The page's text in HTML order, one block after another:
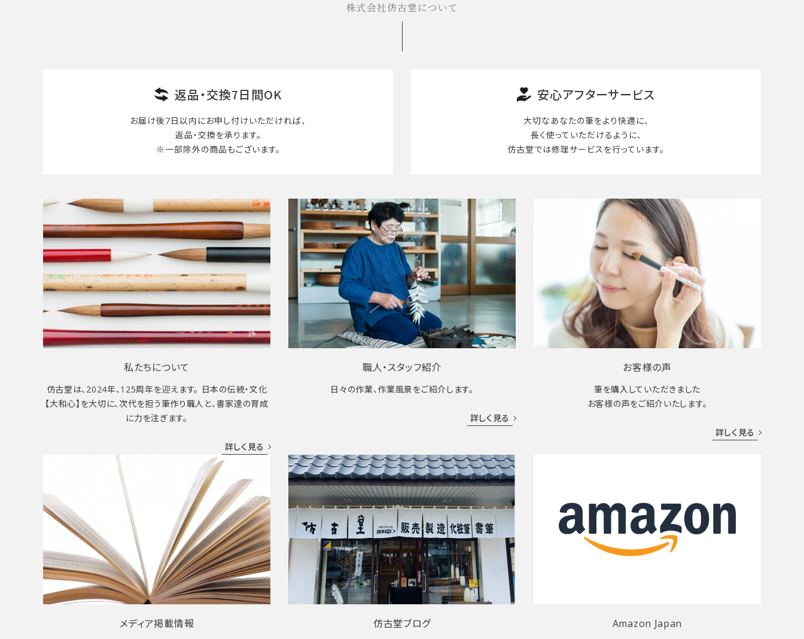
株式会社仿古堂について
返品・交換7日間OK
お届け後7日以内にお申し付けいただければ、
返品・交換を承ります。
※一部除外の商品もございます。
安心アフターサービス
大切なあなたの筆をより快適に、
長く使って いただけるように、
仿古堂では修理サービスを行っています。
私たちについて
仿古堂は、2024年、125周年を迎えます。 日本の伝統・文化
【大和心】を大切に、次代を担う筆作り職人と、書家達の育成
に力を注ぎます。
詳しく見る
職人・スタッフ紹介
日々の作業、作業風景をご紹介します。
詳しく見る
お客様の声
筆を購入していただきました
お客様の声をご紹介いたします。
詳しく見る
メディア掲載情報 仿古堂ブログ Amazon Japan